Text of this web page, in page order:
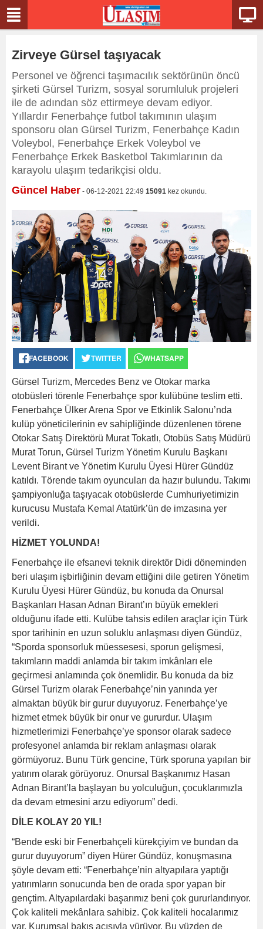
Zirveye Gürsel taşıyacak
Personel ve öğrenci taşımacılık sektörünün öncü
şirketi Gürsel Turizm, sosyal sorumluluk projeleri
ile de adından söz ettirmeye devam ediyor.
Yıllardır Fenerbahçe futbol takımının ulaşım
sponsoru olan Gürsel Turizm, Fenerbahçe Kadın
Voleybol, Fenerbahçe Erkek Voleybol ve
Fenerbahçe Erkek Basketbol Takımlarının da
karayolu ulaşım tedarikçisi oldu.
Güncel Haber - 06-12-2021 22:49 15091 kez okundu.
FACEBOOK TWITTER WHATSAPP
Gürsel Turizm, Mercedes Benz ve Otokar marka
otobüsleri törenle Fenerbahçe spor kulübüne teslim etti.
Fenerbahçe Ülker Arena Spor ve Etkinlik Salonu’nda
kulüp yöneticilerinin ev sahipliğinde düzenlenen törene
Otokar Satış Direktörü Murat Tokatlı, Otobüs Satış Müdürü
Murat Torun, Gürsel Turizm Yönetim Kurulu Başkanı
Levent Birant ve Yönetim Kurulu Üyesi Hürer Gündüz
katıldı. Törende takım oyuncuları da hazır bulundu. Takımı
şampiyonluğa taşıyacak otobüslerde Cumhuriyetimizin
kurucusu Mustafa Kemal Atatürk’ün de imzasına yer
verildi.
HİZMET YOLUNDA!
Fenerbahçe ile efsanevi teknik direktör Didi döneminden
beri ulaşım işbirliğinin devam ettiğini dile getiren Yönetim
Kurulu Üyesi Hürer Gündüz, bu konuda da Onursal
Başkanları Hasan Adnan Birant’ın büyük emekleri
olduğunu ifade etti. Kulübe tahsis edilen araçlar için Türk
spor tarihinin en uzun soluklu anlaşması diyen Gündüz,
“Sporda sponsorluk müessesesi, sporun gelişmesi,
takımların maddi anlamda bir takım imkânları ele
geçirmesi anlamında çok önemlidir. Bu konuda da biz
Gürsel Turizm olarak Fenerbahçe’nin yanında yer
almaktan büyük bir gurur duyuyoruz. Fenerbahçe’ye
hizmet etmek büyük bir onur ve gururdur. Ulaşım
hizmetlerimizi Fenerbahçe’ye sponsor olarak sadece
profesyonel anlamda bir reklam anlaşması olarak
görmüyoruz. Bunu Türk gencine, Türk sporuna yapılan bir
yatırım olarak görüyoruz. Onursal Başkanımız Hasan
Adnan Birant’la başlayan bu yolculuğun, çocuklarımızla
da devam etmesini arzu ediyorum” dedi.
DİLE KOLAY 20 YIL!
“Bende eski bir Fenerbahçeli kürekçiyim ve bundan da
gurur duyuyorum” diyen Hürer Gündüz, konuşmasına
şöyle devam etti: “Fenerbahçe’nin altyapılara yaptığı
yatırımların sonucunda ben de orada spor yapan bir
gençtim. Altyapılardaki başarımız beni çok gururlandırıyor.
Çok kaliteli mekânlara sahibiz. Çok kaliteli hocalarımız
var. Kurumsal bakış açısıyla yürüyor. Bu yüzden de